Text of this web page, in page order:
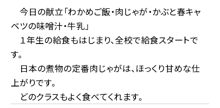
今日の献立「わかめご飯・肉じゃが・かぶと春キャ
ベツの味噌汁・牛乳」
１年生の給食もはじまり、全校で給食スタートで
す。
日本の煮物の定番肉じゃがは、ほっくり甘めな仕
上がりです。
どのクラスもよく食べてくれます。